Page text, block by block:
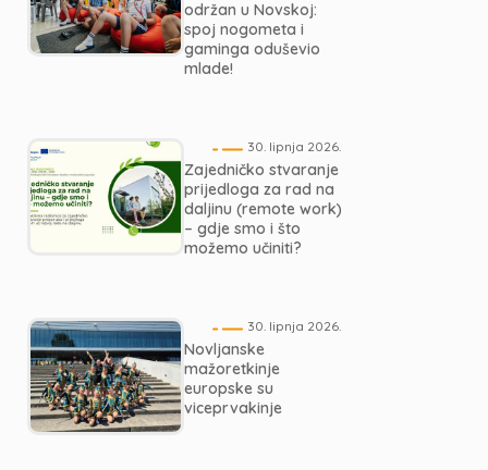
održan u Novskoj:
spoj nogometa i
gaminga oduševio
mlade!
30. lipnja 2026.
Zajedničko stvaranje
prijedloga za rad na
daljinu (remote work)
– gdje smo i što
možemo učiniti?
30. lipnja 2026.
Novljanske
mažoretkinje
europske su
viceprvakinje